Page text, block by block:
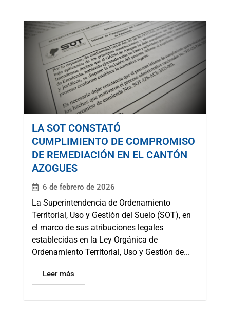
LA SOT CONSTATÓ
CUMPLIMIENTO DE COMPROMISO
DE REMEDIACIÓN EN EL CANTÓN
AZOGUES
6 de febrero de 2026
La Superintendencia de Ordenamiento
Territorial, Uso y Gestión del Suelo (SOT), en
el marco de sus atribuciones legales
establecidas en la Ley Orgánica de
Ordenamiento Territorial, Uso y Gestión de...
Leer más